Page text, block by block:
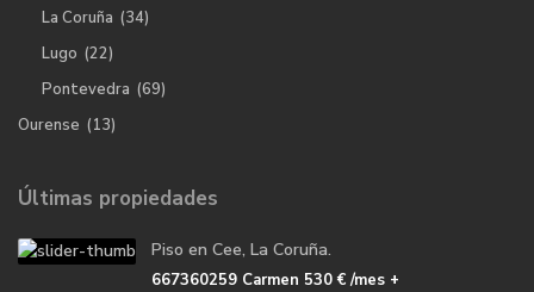
La Coruña (34)
Lugo (22)
Pontevedra (69)
Ourense (13)
Últimas propiedades
Piso en Cee, La Coruña.
667360259 Carmen 530 €/mes +